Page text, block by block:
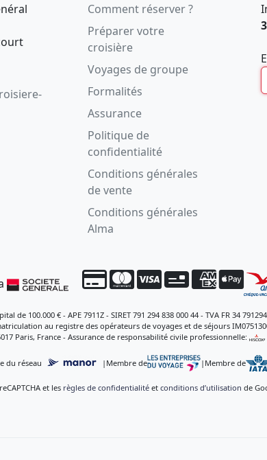
Comment réserver ?
Préparer votre
croisière
Voyages de groupe
Formalités
Assurance
Politique de
confidentialité
Conditions générales
de vente
Conditions générales
Alma
de 100.000 € - APE 7911Z - SIRET 791 294 838 000 44 - TVA FR 34
au registre des opérateurs de voyages et de séjours
Paris, France - Assurance de responsabilité civile professionnelle: ,
du réseau | Membre de | Membre de
et les règles de confidentialité et conditions d’utilisation de